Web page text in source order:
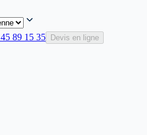
89 15 35 Devis en ligne